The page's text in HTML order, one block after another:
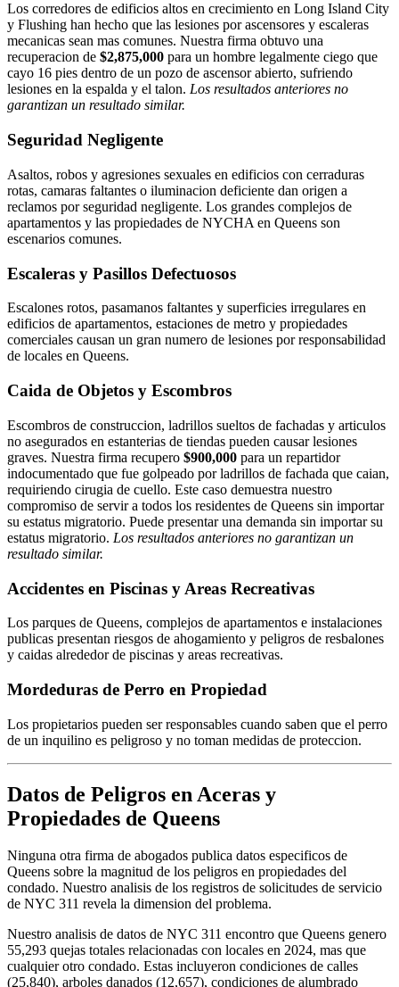
Los corredores de edificios altos en crecimiento en Long Island City
y Flushing han hecho que las lesiones por ascensores y escaleras
mecanicas sean mas comunes. Nuestra firma obtuvo una
recuperacion de $2,875,000 para un hombre legalmente ciego que
cayo 16 pies dentro de un pozo de ascensor abierto, sufriendo
lesiones en la espalda y el talon. Los resultados anteriores no
garantizan un resultado similar.
Seguridad Negligente
Asaltos, robos y agresiones sexuales en edificios con cerraduras
rotas, camaras faltantes o iluminacion deficiente dan origen a
reclamos por seguridad negligente. Los grandes complejos de
apartamentos y las propiedades de NYCHA en Queens son
escenarios comunes.
Escaleras y Pasillos Defectuosos
Escalones rotos, pasamanos faltantes y superficies irregulares en
edificios de apartamentos, estaciones de metro y propiedades
comerciales causan un gran numero de lesiones por responsabilidad
de locales en Queens.
Caida de Objetos y Escombros
Escombros de construccion, ladrillos sueltos de fachadas y articulos
no asegurados en estanterias de tiendas pueden causar lesiones
graves. Nuestra firma recupero $900,000 para un repartidor
indocumentado que fue golpeado por ladrillos de fachada que caian,
requiriendo cirugia de cuello. Este caso demuestra nuestro
compromiso de servir a todos los residentes de Queens sin importar
su estatus migratorio. Puede presentar una demanda sin importar su
estatus migratorio. Los resultados anteriores no garantizan un
resultado similar.
Accidentes en Piscinas y Areas Recreativas
Los parques de Queens, complejos de apartamentos e instalaciones
publicas presentan riesgos de ahogamiento y peligros de resbalones
y caidas alrededor de piscinas y areas recreativas.
Mordeduras de Perro en Propiedad
Los propietarios pueden ser responsables cuando saben que el perro
de un inquilino es peligroso y no toman medidas de proteccion.
Datos de Peligros en Aceras y
Propiedades de Queens
Ninguna otra firma de abogados publica datos especificos de
Queens sobre la magnitud de los peligros en propiedades del
condado. Nuestro analisis de los registros de solicitudes de servicio
de NYC 311 revela la dimension del problema.
Nuestro analisis de datos de NYC 311 encontro que Queens genero
55,293 quejas totales relacionadas con locales en 2024, mas que
cualquier otro condado. Estas incluyeron condiciones de calles
(25,840), arboles danados (12,657), condiciones de alumbrado